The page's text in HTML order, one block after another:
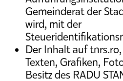
Gemeinderat der
wird, mit der
Der Inhalt auf
Texten, Grafiken,
Besitz des RADU